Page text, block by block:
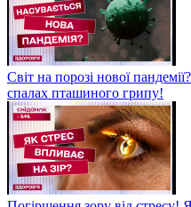
Світ на порозі нової
спалах пташиного грипу!